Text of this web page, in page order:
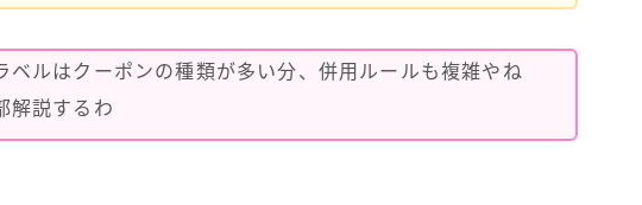
ベルはクーポンの種類が多い分、併用ルールも複雑やね
解説するわ